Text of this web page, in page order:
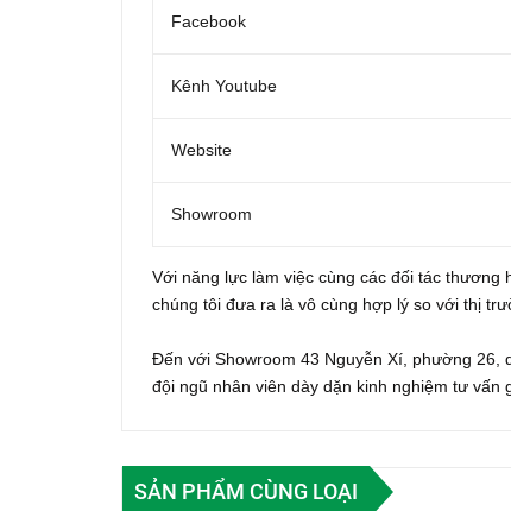
Facebook
Kênh Youtube
Website
Showroom
Với năng lực làm việc cùng các đối tác thương
chúng tôi đưa ra là vô cùng hợp lý so với thị
Đến với Showroom 43 Nguyễn Xí, phường 26,
đội ngũ nhân viên dày dặn kinh nghiệm tư
SẢN PHẨM CÙNG LOẠI